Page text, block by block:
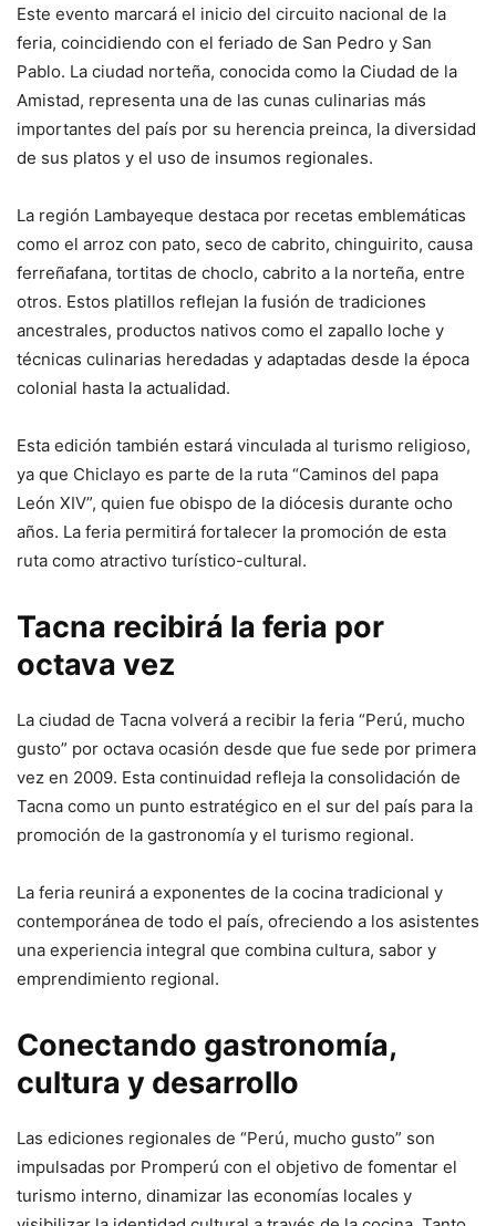
Este evento marcará el inicio del circuito nacional de la
feria, coincidiendo con el feriado de San Pedro y San
Pablo. La ciudad norteña, conocida como la Ciudad de la
Amistad, representa una de las cunas culinarias más
importantes del país por su herencia preinca, la diversidad
de sus platos y el uso de insumos regionales.
La región Lambayeque destaca por recetas emblemáticas
como el arroz con pato, seco de cabrito, chinguirito, causa
ferreñafana, tortitas de choclo, cabrito a la norteña, entre
otros. Estos platillos reflejan la fusión de tradiciones
ancestrales, productos nativos como el zapallo loche y
técnicas culinarias heredadas y adaptadas desde la época
colonial hasta la actualidad.
Esta edición también estará vinculada al turismo religioso,
ya que Chiclayo es parte de la ruta “Caminos del papa
León XIV”, quien fue obispo de la diócesis durante ocho
años. La feria permitirá fortalecer la promoción de esta
ruta como atractivo turístico-cultural.
Tacna recibirá la feria por
octava vez
La ciudad de Tacna volverá a recibir la feria “Perú, mucho
gusto” por octava ocasión desde que fue sede por primera
vez en 2009. Esta continuidad refleja la consolidación de
Tacna como un punto estratégico en el sur del país para la
promoción de la gastronomía y el turismo regional.
La feria reunirá a exponentes de la cocina tradicional y
contemporánea de todo el país, ofreciendo a los asistentes
una experiencia integral que combina cultura, sabor y
emprendimiento regional.
Conectando gastronomía,
cultura y desarrollo
Las ediciones regionales de “Perú, mucho gusto” son
impulsadas por Promperú con el objetivo de fomentar el
turismo interno, dinamizar las economías locales y